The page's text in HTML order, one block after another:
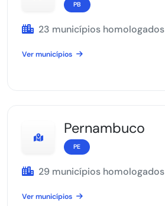
PB
23 municípios homologados
Ver municípios
Pernambuco
PE
29 municípios homologados
Ver municípios